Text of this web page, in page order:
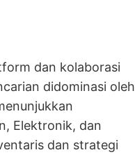
dan kolaborasi
didominasi oleh
Elektronik, dan
dan strategi